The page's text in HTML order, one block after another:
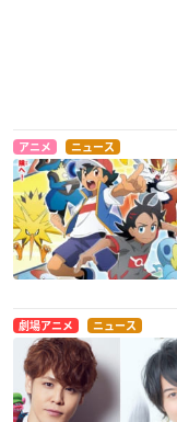
ビーXY「光輪（リン
グ）の超魔神 フー
パ」
サトシ
劇場版ポケットモン
スター ベストウイッ
アニメ ニュース
劇場アニメ ニュース